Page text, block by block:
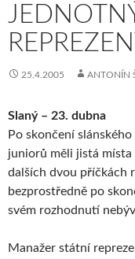
25.4.2005 ANTONÍN
Slaný – 23. dubna
Po skončení
juniorů měli jistá
dalších dvou příčkách
bezprostředně po
svém rozhodnutí
Manažer státní